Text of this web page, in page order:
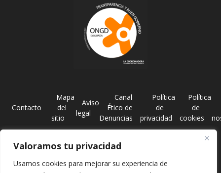
Valoramos tu privacidad
Usamos cookies para mejorar su experiencia de
Contacto
Mapa
del
sitio
Aviso
legal
Canal
Ético de
Denuncias
Política
de
privacidad
Política
de
cookies
FUNDACIÓN JÓVENES Y DESARROLLO – CIF G82641408 | Calle Lisboa, 4, 2ª
Planta 28008 Madrid | Tlf. 91 544 7620 –